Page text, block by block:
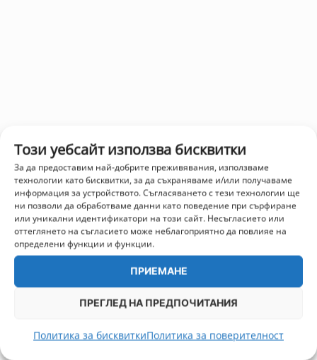
Този уебсайт използва бисквитки
За да предоставим най-добрите преживявания, използваме
технологии като бисквитки, за да съхраняваме и/или получаваме
информация за устройството. Съгласяването с тези технологии ще
ни позволи да обработваме данни като поведение при сърфиране
или уникални идентификатори на този сайт. Несъгласието или
оттеглянето на съгласието може неблагоприятно да повлияе на
определени функции и функции.
ПРИЕМАНЕ
ПРЕГЛЕД НА ПРЕДПОЧИТАНИЯ
Политика за бисквиткиПолитика за поверителност